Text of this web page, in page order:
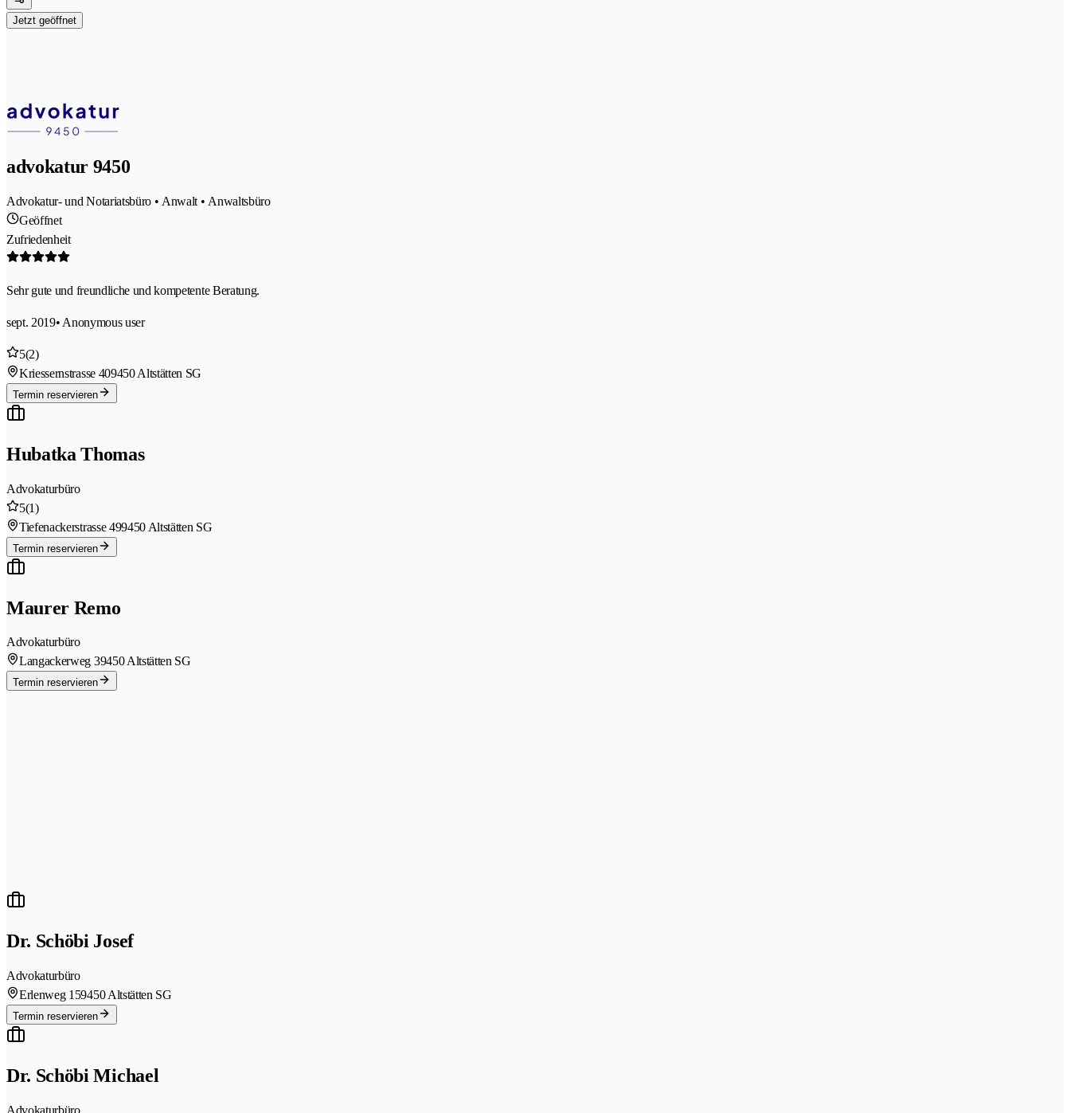
Jetzt geöffnet
advokatur 9450
Advokatur- und Notariatsbüro • Anwalt • Anwaltsbüro
Geöffnet
Zufriedenheit
Sehr gute und freundliche und kompetente Beratung.
sept. 2019• Anonymous user
5(2)
Kriessernstrasse 409450 Altstätten SG
Termin reservieren
Hubatka Thomas
Advokaturbüro
5(1)
Tiefenackerstrasse 499450 Altstätten SG
Termin reservieren
Maurer Remo
Advokaturbüro
Langackerweg 39450 Altstätten SG
Termin reservieren
Dr. Schöbi Josef
Advokaturbüro
Erlenweg 159450 Altstätten SG
Termin reservieren
Dr. Schöbi Michael
Advokaturbüro